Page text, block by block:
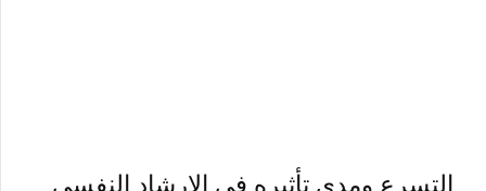
التسرع ومدى تأثيره في الإرشاد النفسي